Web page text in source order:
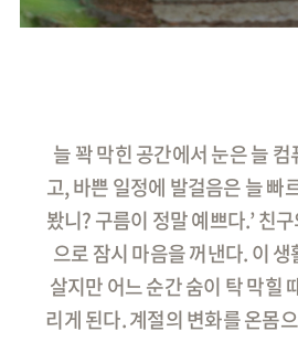
늘 꽉 막힌 공간에서 눈은 늘
고, 바쁜 일정에 발걸음은 늘 빠
봤니? 구름이 정말 예쁘다.’ 친
으로 잠시 마음을 꺼낸다. 이
살지만 어느 순간 숨이 탁 막힐
리게 된다. 계절의 변화를 온몸